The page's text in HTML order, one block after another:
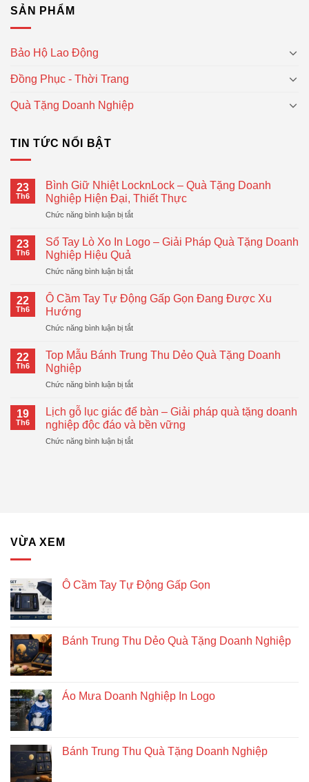
SẢN PHẨM
Bảo Hộ Lao Động
Đồng Phục - Thời Trang
Quà Tặng Doanh Nghiệp
TIN TỨC NỔI BẬT
23
Th6
Bình Giữ Nhiệt LocknLock – Quà Tặng Doanh
Nghiệp Hiện Đại, Thiết Thực
Chức năng bình luận bị tắtở
Nhiệt
–
Tặng
Hiện
Thiết
23
Th6
Sổ Tay Lò Xo In Logo – Giải Pháp Quà Tặng Doanh
Nghiệp Hiệu Quả
Chức năng bình luận bị tắtở
Tay
In
–
Quà
Doanh
Nghiệp
22
Th6
Ô Cầm Tay Tự Động Gấp Gọn Đang Được Xu
Hướng
Chức năng bình luận bị tắtở
Tay
Động
Gọn
Đang
Xu
22
Th6
Top Mẫu Bánh Trung Thu Dẻo Quà Tặng Doanh
Nghiệp
Chức năng bình luận bị tắtở
Mẫu
Bánh
Trung
Thu
19
Th6
Lịch gỗ lục giác để bàn – Giải pháp quà tặng doanh
nghiệp độc đáo và bền vững
Chức năng bình luận bị tắtở
doanh
bền
VỪA XEM
Ô Cầm Tay Tự Động Gấp Gọn
Bánh Trung Thu Dẻo Quà Tặng Doanh Nghiệp
Áo Mưa Doanh Nghiệp In Logo
Bánh Trung Thu Quà Tặng Doanh Nghiệp